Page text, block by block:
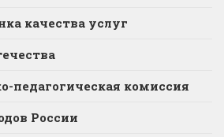
качества услуг
педагогическая комиссия
России